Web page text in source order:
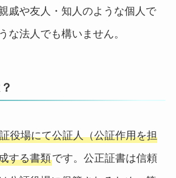
戚や友人・知人のような個人で
な法人でも構いません。
役場にて公証人（公証作用を担
する書類です。公正証書は信頼